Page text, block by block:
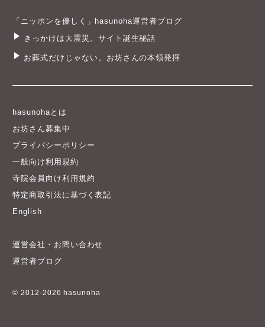
「ニッポンを優しく」hasunoha運営者ブログ
きっかけは大震災。サイト誕生秘話
お葬式だけじゃない。お坊さんの本領発揮
hasunohaとは
お坊さん募集中
プライバシーポリシー
一般向け利用規約
寺院会員向け利用規約
特定商取引法に基づく表記
English
運営会社・お問い合わせ
運営者ブログ
© 2012-2026 hasunoha